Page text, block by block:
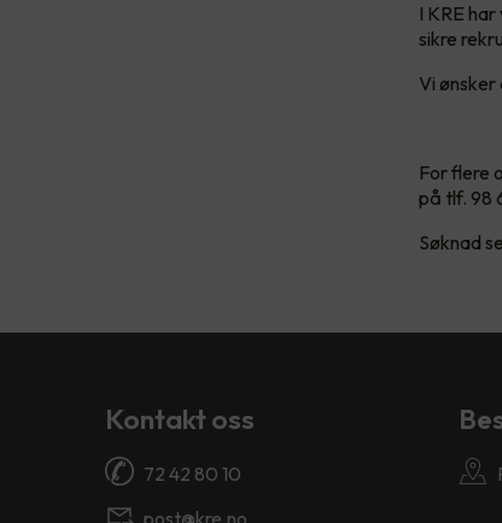
I KRE
sikre
Vi ønsker
For flere
på tlf. 98
Søknad
Kontakt oss
72 42 80 10